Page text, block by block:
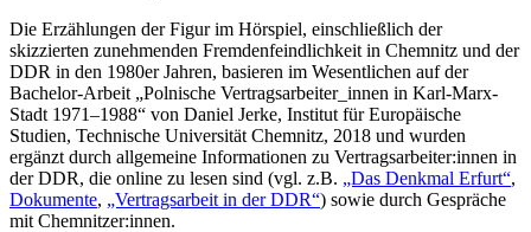
Die Erzählungen der Figur im Hörspiel, einschließlich der
skizzierten zunehmenden Fremdenfeindlichkeit in Chemnitz und der
DDR in den 1980er Jahren, basieren im Wesentlichen auf der
Bachelor-Arbeit „Polnische Vertragsarbeiter_innen in Karl-Marx-
Stadt 1971–1988“ von Daniel Jerke, Institut für Europäische
Studien, Technische Universität Chemnitz, 2018 und wurden
ergänzt durch allgemeine Informationen zu Vertragsarbeiter:innen in
der DDR, die online zu lesen sind (vgl. z.B. „Das Denkmal Erfurt“,
Dokumente, „Vertragsarbeit in der DDR“) sowie durch Gespräche
mit Chemnitzer:innen.